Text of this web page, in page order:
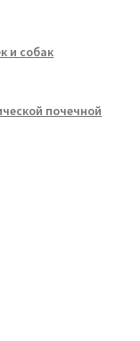
и собак
почечной